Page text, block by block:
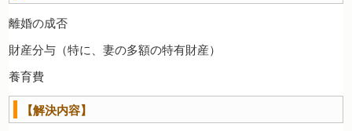
離婚の成否
財産分与（特に、妻の多額の特有財産）
養育費
【解決内容】